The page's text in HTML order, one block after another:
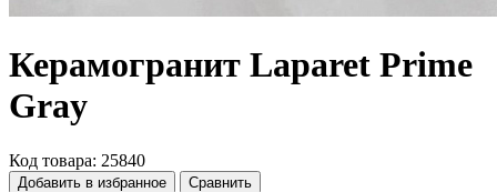
Керамогранит Laparet Prime
Gray
Код товара: 25840
Добавить в избранное Сравнить